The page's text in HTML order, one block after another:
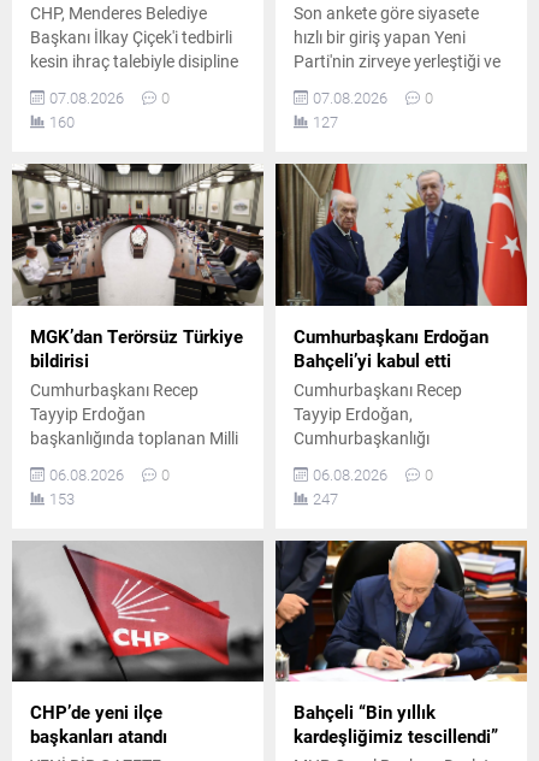
CHP, Menderes Belediye
Başkanı İlkay Çiçek'i tedbirli
kesin ihraç talebiyle disipline
sevk etti. Kararın, parti
ilkeleri ve örgüt disiplini
kapsamında yapılan
alındığı açıklandı.
07.08.2026
0
160
Son ankete göre siyasete
hızlı bir giriş yapan Yeni
Parti'nin zirveye yerleştiği ve
AK Parti'nin ikinci sırada yer
aldığı ankette, CHP ve
MHP'nin yaşadığı tarihi oy
gerilemeleri dikkat çekti.
07.08.2026
0
127
MGK’dan Terörsüz Türkiye
bildirisi
Cumhurbaşkanı Recep
Tayyip Erdoğan
başkanlığında toplanan Milli
ardından yayımlanan
bildiride, "Terörsüz Türkiye"
hedeflerine yönelik
çalışmaların kararlılıkla
sürdürüleceği vurgulandı.
06.08.2026
0
153
Cumhurbaşkanı Erdoğan
Bahçeli’yi kabul etti
Cumhurbaşkanı Recep
Tayyip Erdoğan,
Cumhurbaşkanlığı
Başkanı Devlet Bahçeli ile bir
araya geldi. Yaklaşık 45
Güvenlik Kurulu toplantısı
öncesinde gerçekleştirildi.
06.08.2026
0
247
CHP’de yeni ilçe
başkanları atandı
Bahçeli “Bin yıllık
kardeşliğimiz tescillendi”